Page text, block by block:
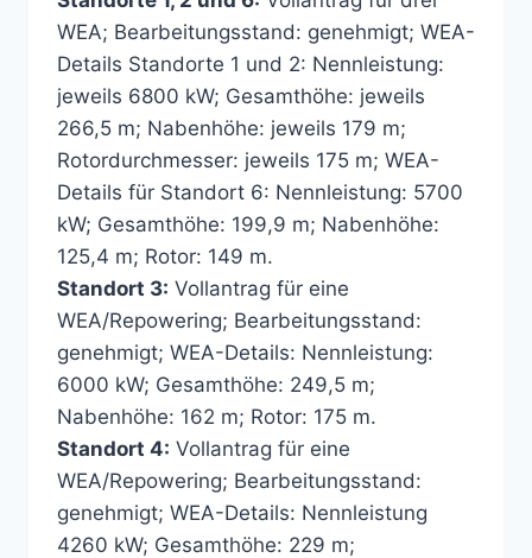
WEA; Bearbeitungsstand: genehmigt; WEA-
Details Standorte 1 und 2: Nennleistung:
jeweils 6800 kW; Gesamthöhe: jeweils
266,5 m; Nabenhöhe: jeweils 179 m;
Rotordurchmesser: jeweils 175 m; WEA-
Details für Standort 6: Nennleistung: 5700
kW; Gesamthöhe: 199,9 m; Nabenhöhe:
125,4 m; Rotor: 149 m.
Standort 3: Vollantrag für eine
WEA/Repowering; Bearbeitungsstand:
genehmigt; WEA-Details: Nennleistung:
6000 kW; Gesamthöhe: 249,5 m;
Nabenhöhe: 162 m; Rotor: 175 m.
Standort 4: Vollantrag für eine
WEA/Repowering; Bearbeitungsstand:
genehmigt; WEA-Details: Nennleistung
4260 kW; Gesamthöhe: 229 m;